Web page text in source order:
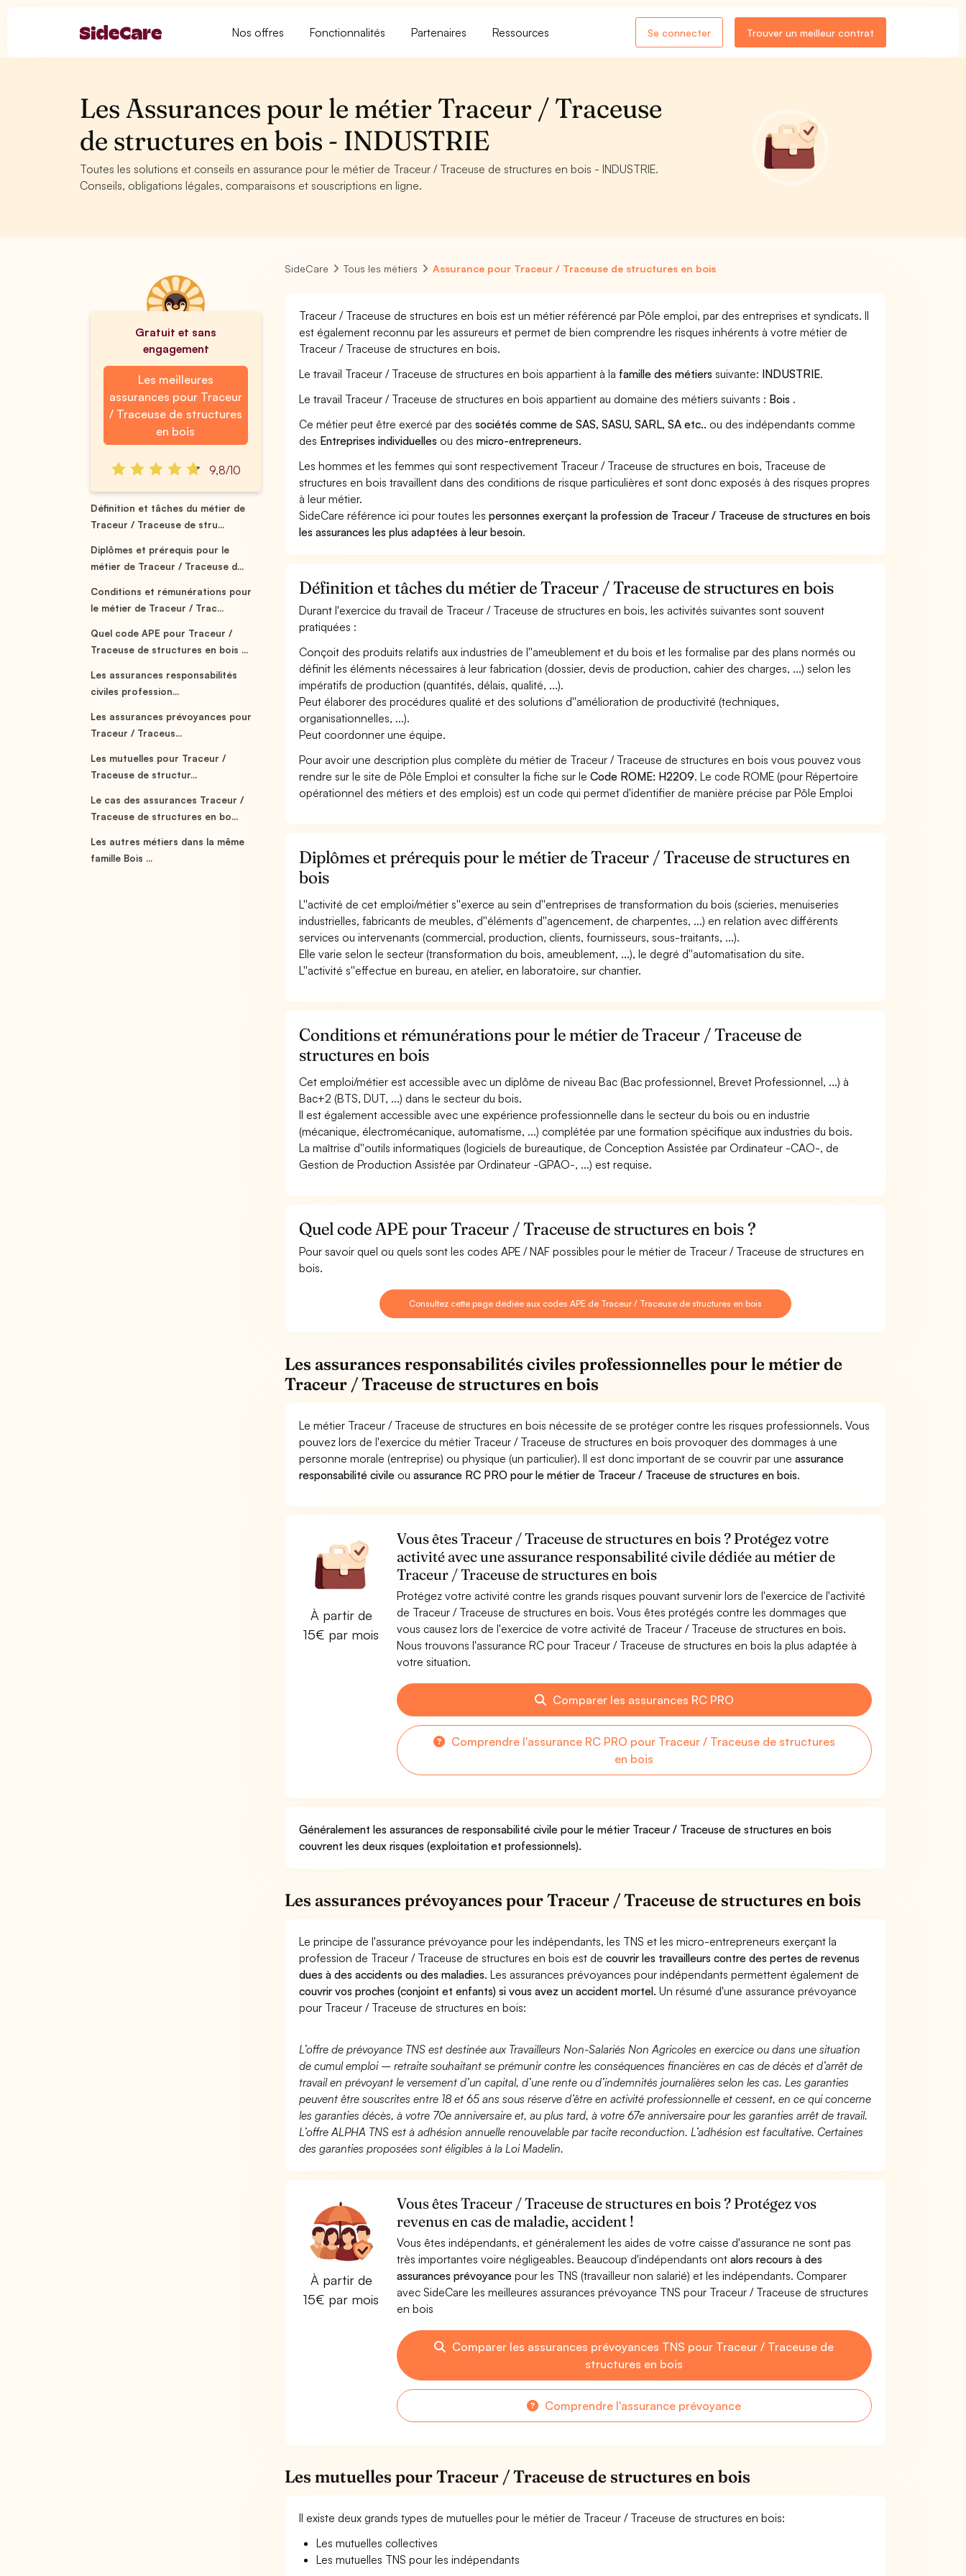
Nos offres Fonctionnalités Partenaires Ressources Se connecter Trouver un meilleur contrat
Les Assurances pour le métier Traceur / Traceuse
de structures en bois - INDUSTRIE
Toutes les solutions et conseils en assurance pour le métier de Traceur / Traceuse de structures en bois - INDUSTRIE.
Conseils, obligations légales, comparaisons et souscriptions en ligne.
Gratuit et sans
engagement
Les meilleures
assurances pour Traceur
/ Traceuse de structures
en bois
9,8/10
Définition et tâches du métier de
Traceur / Traceuse de stru...
Diplômes et prérequis pour le
métier de Traceur / Traceuse d...
Conditions et rémunérations pour
le métier de Traceur / Trac...
Quel code APE pour Traceur /
Traceuse de structures en bois ...
Les assurances responsabilités
civiles profession...
Les assurances prévoyances pour
Traceur / Traceus...
Les mutuelles pour Traceur /
Traceuse de structur...
Le cas des assurances Traceur /
Traceuse de structures en bo...
Les autres métiers dans la même
famille Bois ...
SideCare Tous les métiers Assurance pour Traceur / Traceuse de structures en bois
Traceur / Traceuse de structures en bois est un métier référencé par Pôle emploi, par des entreprises et syndicats. Il
est également reconnu par les assureurs et permet de bien comprendre les risques inhérents à votre métier de
Traceur / Traceuse de structures en bois.
Le travail Traceur / Traceuse de structures en bois appartient à la famille des métiers suivante: INDUSTRIE.
Le travail Traceur / Traceuse de structures en bois appartient au domaine des métiers suivants : Bois .
Ce métier peut être exercé par dessociétés comme de SAS, SASU, SARL, SA etc.. ou des indépendants comme
des Entreprises individuelles ou desmicro-entrepreneurs.
Les hommes et les femmes qui sont respectivement Traceur / Traceuse de structures en bois, Traceuse de
structures en bois travaillent dans des conditions de risque particulières et sont donc exposés à des risques propres
à leur métier.
SideCare référence ici pour toutes lespersonnes exerçant la profession de Traceur / Traceuse de structures en bois
les assurances les plus adaptées à leur besoin.
Définition et tâches du métier de Traceur / Traceuse de structures en bois
Durant l'exercice du travail de Traceur / Traceuse de structures en bois, les activités suivantes sont souvent
pratiquées :
Conçoit des produits relatifs aux industries de l''ameublement et du bois et les formalise par des plans normés ou
définit les éléments nécessaires à leur fabrication (dossier, devis de production, cahier des charges, ...) selon les
impératifs de production (quantités, délais, qualité, ...).
Peut élaborer des procédures qualité et des solutions d''amélioration de productivité (techniques,
organisationnelles, ...).
Peut coordonner une équipe.
Pour avoir une description plus complète du métier de Traceur / Traceuse de structures en bois vous pouvez vous
rendre sur le site de Pôle Emploi et consulter la fiche sur leCode ROME: H2209. Le code ROME (pour Répertoire
opérationnel des métiers et des emplois) est un code qui permet d'identifier de manière précise par Pôle Emploi
Diplômes et prérequis pour le métier de Traceur / Traceuse de structures en
bois
L''activité de cet emploi/métier s''exerce au sein d''entreprises de transformation du bois (scieries, menuiseries
industrielles, fabricants de meubles, d''éléments d''agencement, de charpentes, ...) en relation avec différents
services ou intervenants (commercial, production, clients, fournisseurs, sous-traitants, ...).
Elle varie selon le secteur (transformation du bois, ameublement, ...), le degré d''automatisation du site.
L''activité s''effectue en bureau, en atelier, en laboratoire, sur chantier.
Conditions et rémunérations pour le métier de Traceur / Traceuse de
structures en bois
Cet emploi/métier est accessible avec un diplôme de niveau Bac (Bac professionnel, Brevet Professionnel, ...) à
Bac+2 (BTS, DUT, ...) dans le secteur du bois.
Il est également accessible avec une expérience professionnelle dans le secteur du bois ou en industrie
(mécanique, électromécanique, automatisme, ...) complétée par une formation spécifique aux industries du bois.
La maîtrise d''outils informatiques (logiciels de bureautique, de Conception Assistée par Ordinateur -CAO-, de
Gestion de Production Assistée par Ordinateur -GPAO-, ...) est requise.
Quel code APE pour Traceur / Traceuse de structures en bois ?
Pour savoir quel ou quels sont les codes APE / NAF possibles pour le métier de Traceur / Traceuse de structures en
bois.
Consultez cette page dédiée aux codes APE de Traceur / Traceuse de structures en bois
Les assurances responsabilités civiles professionnelles pour le métier de
Traceur / Traceuse de structures en bois
Le métier Traceur / Traceuse de structures en bois nécessite de se protéger contre les risques professionnels. Vous
pouvez lors de l'exercice du métier Traceur / Traceuse de structures en bois provoquer des dommages à une
personne morale (entreprise) ou physique (un particulier). Il est donc important de se couvrir par uneassurance
responsabilité civile ouassurance RC PRO pour le métier de Traceur / Traceuse de structures en bois.
À partir de
15€ par mois
Vous êtes Traceur / Traceuse de structures en bois ? Protégez votre
activité avec une assurance responsabilité civile dédiée au métier de
Traceur / Traceuse de structures en bois
Protégez votre activité contre les grands risques pouvant survenir lors de l'exercice de l'activité
de Traceur / Traceuse de structures en bois. Vous êtes protégés contre les dommages que
vous causez lors de l'exercice de votre activité de Traceur / Traceuse de structures en bois.
Nous trouvons l'assurance RC pour Traceur / Traceuse de structures en bois la plus adaptée à
votre situation.
Comparer les assurances RC PRO
Comprendre l'assurance RC PRO pour Traceur / Traceuse de structures
en bois
Généralement les assurances de responsabilité civile pour le métier Traceur / Traceuse de structures en bois
couvrent les deux risques (exploitation et professionnels).
Les assurances prévoyances pour Traceur / Traceuse de structures en bois
Le principe de l'assurance prévoyance pour les indépendants, les TNS et les micro-entrepreneurs exerçant la
profession de Traceur / Traceuse de structures en bois est decouvrir les travailleurs contre des pertes de revenus
dues à des accidents ou des maladies. Les assurances prévoyances pour indépendants permettent également de
couvrir vos proches (conjoint et enfants) si vous avez un accident mortel. Un résumé d'une assurance prévoyance
pour Traceur / Traceuse de structures en bois:
L’offre de prévoyance TNS est destinée aux Travailleurs Non-Salariés Non Agricoles en exercice ou dans une situation
de cumul emploi – retraite souhaitant se prémunir contre les conséquences financières en cas de décès et d’arrêt de
travail en prévoyant le versement d’un capital, d’une rente ou d’indemnités journalières selon les cas. Les garanties
peuvent être souscrites entre 18 et 65 ans sous réserve d’être en activité professionnelle et cessent, en ce qui concerne
les garanties décès, à votre 70e anniversaire et, au plus tard, à votre 67e anniversaire pour les garanties arrêt de travail.
L’offre ALPHA TNS est à adhésion annuelle renouvelable par tacite reconduction. L’adhésion est facultative. Certaines
des garanties proposées sont éligibles à la Loi Madelin.
À partir de
15€ par mois
Vous êtes Traceur / Traceuse de structures en bois ? Protégez vos
revenus en cas de maladie, accident !
Vous êtes indépendants, et généralement les aides de votre caisse d'assurance ne sont pas
très importantes voire négligeables. Beaucoup d'indépendants ont alors recours à des
assurances prévoyancepour les TNS (travailleur non salarié) et les indépendants. Comparer
avec SideCare les meilleures assurances prévoyance TNS pour Traceur / Traceuse de structures
en bois
Comparer les assurances prévoyances TNS pour Traceur / Traceuse de
structures en bois
Comprendre l'assurance prévoyance
Les mutuelles pour Traceur / Traceuse de structures en bois
Il existe deux grands types de mutuelles pour le métier de Traceur / Traceuse de structures en bois:
Les mutuelles collectives
Les mutuelles TNS pour les indépendants